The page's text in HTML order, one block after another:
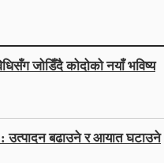
जोडिँदै कोदोको नयाँ भविष्य
: उत्पादन बढाउने र आयात घटाउने